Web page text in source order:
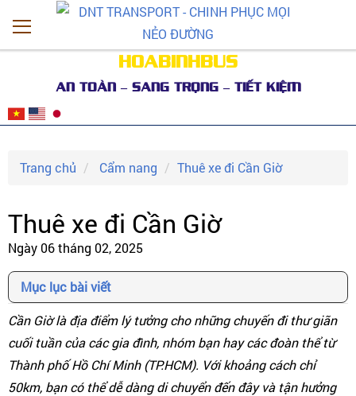
HOABINHBUS
AN TOÀN – SANG TRỌNG – TIẾT KIỆM
Trang chủ Cẩm nang Thuê xe đi Cần Giờ
Thuê xe đi Cần Giờ
Ngày 06 tháng 02, 2025
Mục lục bài viết
Cần Giờ là địa điểm lý tưởng cho những chuyến đi thư giãn
cuối tuần của các gia đình, nhóm bạn hay các đoàn thể từ
Thành phố Hồ Chí Minh (TP.HCM). Với khoảng cách chỉ
50km, bạn có thể dễ dàng di chuyển đến đây và tận hưởng